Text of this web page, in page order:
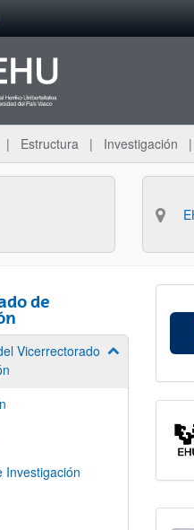
Estructura Investigación
de
Vicerrectorado
Mostrar/
Investigación